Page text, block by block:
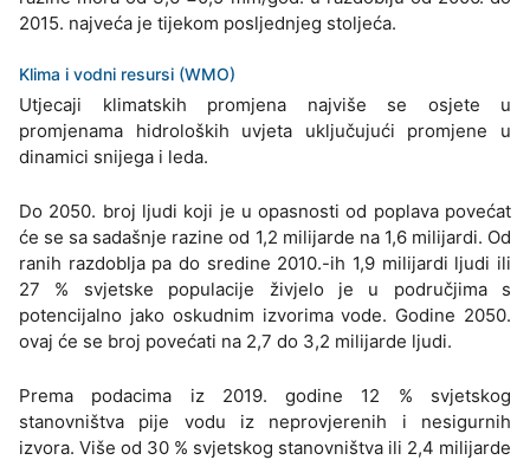
2015. najveća je tijekom posljednjeg stoljeća.
Klima i vodni resursi (WMO)
Utjecaji klimatskih promjena najviše se osjete u
promjenama hidroloških uvjeta uključujući promjene u
dinamici snijega i leda.
Do 2050. broj ljudi koji je u opasnosti od poplava povećat
će se sa sadašnje razine od 1,2 milijarde na 1,6 milijardi. Od
ranih razdoblja pa do sredine 2010.-ih 1,9 milijardi ljudi ili
27 % svjetske populacije živjelo je u područjima s
potencijalno jako oskudnim izvorima vode. Godine 2050.
ovaj će se broj povećati na 2,7 do 3,2 milijarde ljudi.
Prema podacima iz 2019. godine 12 % svjetskog
stanovništva pije vodu iz neprovjerenih i nesigurnih
izvora. Više od 30 % svjetskog stanovništva ili 2,4 milijarde